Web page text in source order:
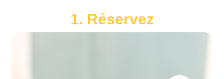
1. Réservez